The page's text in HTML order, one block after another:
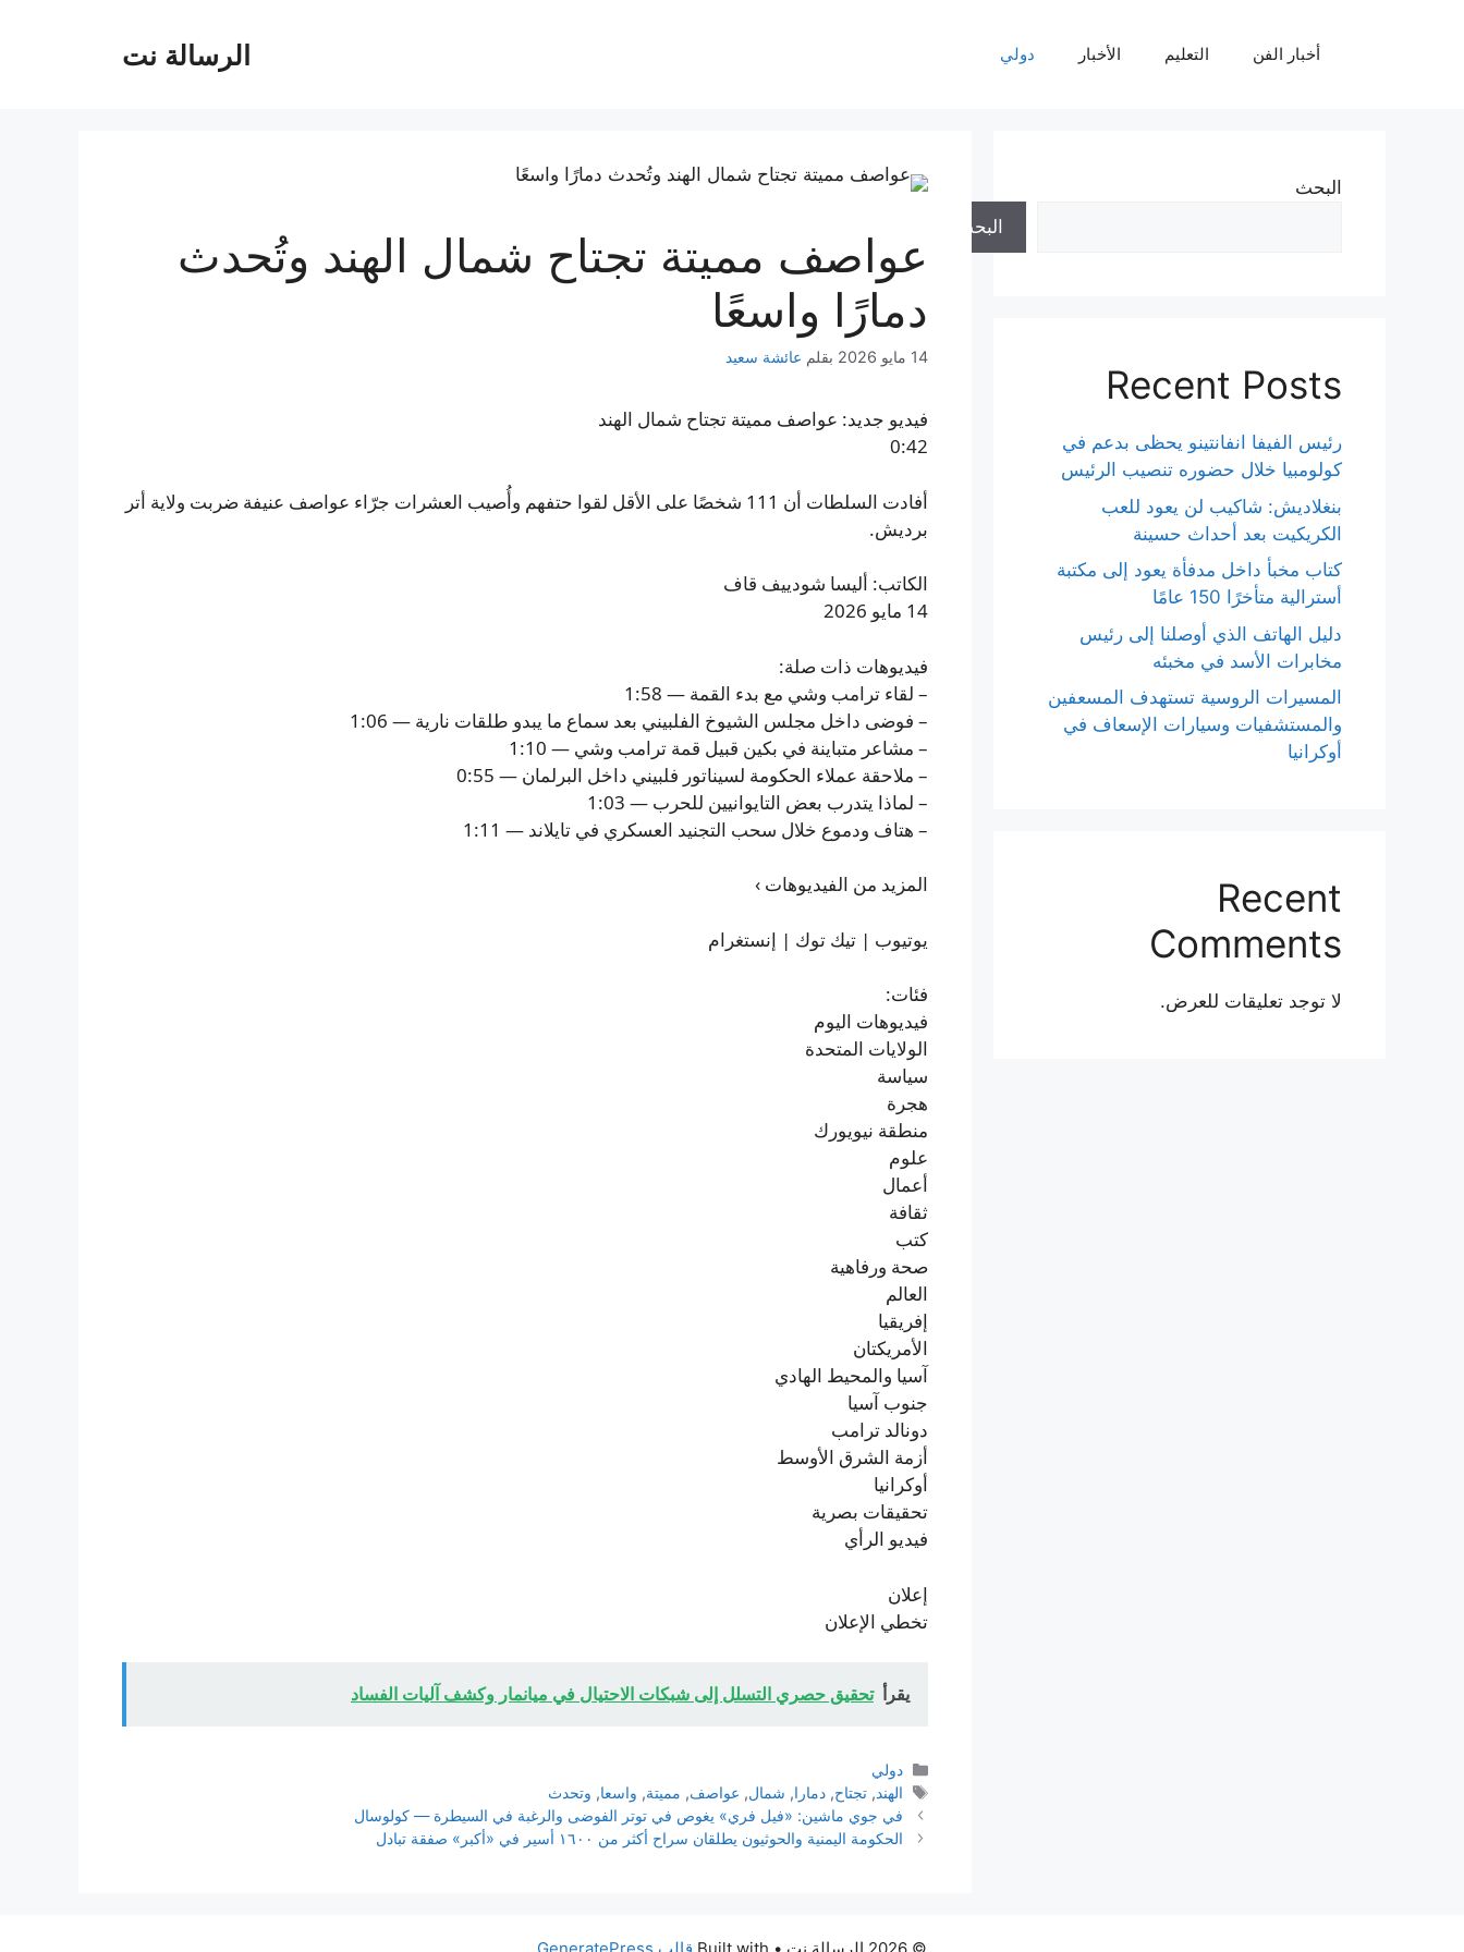
الرسالة نت أخبار الفن التعليم الأخبار دولي
عواصف مميتة تجتاح شمال الهند وتُحدث
دمارًا واسعًا
14 مايو 2026 بقلم عائشة سعيد
فيديو جديد: عواصف مميتة تجتاح شمال الهند
0:42
أفادت السلطات أن 111 شخصًا على الأقل لقوا حتفهم وأُصيب العشرات جرّاء عواصف عنيفة ضربت ولاية أتر
برديش.
الكاتب: أليسا شودييف قاف
14 مايو 2026
فيديوهات ذات صلة:
– لقاء ترامب وشي مع بدء القمة — 1:58
– فوضى داخل مجلس الشيوخ الفلبيني بعد سماع ما يبدو طلقات نارية — 1:06
– مشاعر متباينة في بكين قبيل قمة ترامب وشي — 1:10
– ملاحقة عملاء الحكومة لسيناتور فلبيني داخل البرلمان — 0:55
– لماذا يتدرب بعض التايوانيين للحرب — 1:03
– هتاف ودموع خلال سحب التجنيد العسكري في تايلاند — 1:11
المزيد من الفيديوهات ›
يوتيوب | تيك توك | إنستغرام
فئات:
فيديوهات اليوم
الولايات المتحدة
سياسة
هجرة
منطقة نيويورك
علوم
أعمال
ثقافة
كتب
صحة ورفاهية
العالم
إفريقيا
الأمريكتان
آسيا والمحيط الهادي
جنوب آسيا
دونالد ترامب
أزمة الشرق الأوسط
أوكرانيا
تحقيقات بصرية
فيديو الرأي
إعلان
تخطي الإعلان
يقرأ تحقيق حصري التسلل إلى شبكات الاحتيال في ميانمار وكشف آليات الفساد
التصنيفات
دولي
الوسوم
الهند,تجتاح,دمارا, شمال, عواصف, مميتة, واسعا, وتحدث
في جوي ماشين: «فيل فري» يغوص في توتر الفوضى والرغبة في السيطرة — كولوسال
الحكومة اليمنية والحوثيون يطلقان سراح أكثر من ١٦٠٠ أسير في «أكبر» صفقة تبادل
البحث
البحث
Recent Posts
رئيس الفيفا انفانتينو يحظى بدعم في
كولومبيا خلال حضوره تنصيب الرئيس
بنغلاديش: شاكيب لن يعود للعب
الكريكيت بعد أحداث حسينة
كتاب مخبأ داخل مدفأة يعود إلى مكتبة
أسترالية متأخرًا 150 عامًا
دليل الهاتف الذي أوصلنا إلى رئيس
مخابرات الأسد في مخبئه
المسيرات الروسية تستهدف المسعفين
والمستشفيات وسيارات الإسعاف في
أوكرانيا
Recent
Comments
لا توجد تعليقات للعرض.